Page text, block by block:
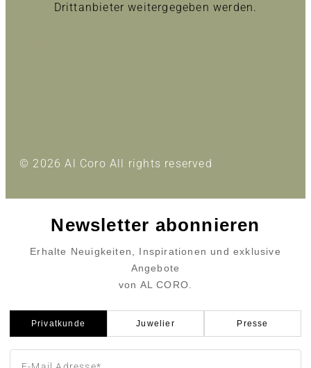
Drittanbieter weitergegeben werden.
© 2026 Al Coro All rights reserved
Newsletter abonnieren
Erhalte Neuigkeiten, Inspirationen und exklusive
Angebote
von AL CORO.
Privatkunde Juwelier Presse